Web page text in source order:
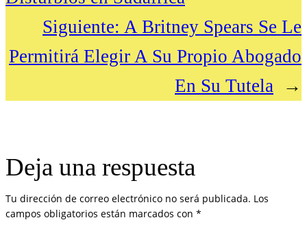
Siguiente: A Britney Spears Se Le
Permitirá Elegir A Su Propio Abogado
En Su Tutela
→
Deja una respuesta
Tu dirección de correo electrónico no será publicada. Los
campos obligatorios están marcados con *